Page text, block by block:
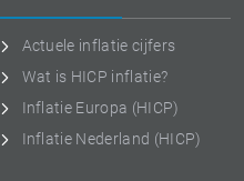
Actuele inflatie cijfers
Wat is HICP inflatie?
Inflatie Europa (HICP)
Inflatie Nederland (HICP)